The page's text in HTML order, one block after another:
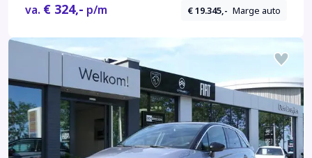
va. € 324,- p/m € 19.345,- Marge auto